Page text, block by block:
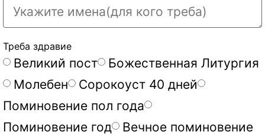
Треба здравие
Великий пост
Божественная Литургия
Молебен
Сорокоуст 40 дней
Поминовение пол года
Поминовение год
Вечное поминовение